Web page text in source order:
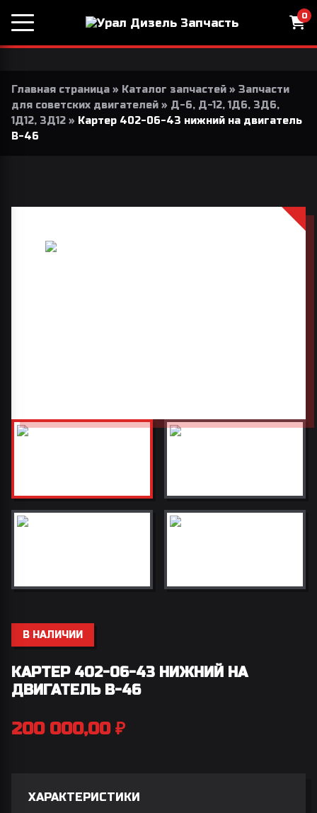
0
Главная страница » Каталог запчастей » Запчасти
для советских двигателей » Д-6, Д-12, 1Д6, 3Д6,
1Д12, 3Д12 » Картер 402-06-43 нижний на двигатель
В-46
В НАЛИЧИИ
КАРТЕР 402-06-43 НИЖНИЙ НА
ДВИГАТЕЛЬ В-46
200 000,00 ₽
ХАРАКТЕРИСТИКИ